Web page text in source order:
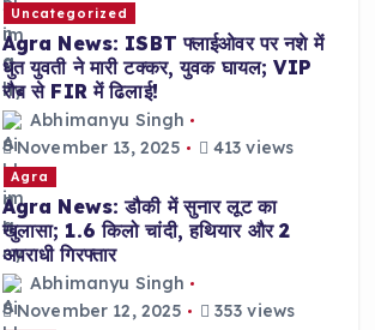
Uncategorized
Agra News: ISBT फ्लाईओवर पर नशे में
धुत युवती ने मारी टक्कर, युवक घायल; VIP
रौब से FIR में ढिलाई!
Abhimanyu Singh
November 13, 2025
413 views
Agra
Agra News: डौकी में सुनार लूट का
खुलासा; 1.6 किलो चांदी, हथियार और 2
अपराधी गिरफ्तार
Abhimanyu Singh
November 12, 2025
353 views